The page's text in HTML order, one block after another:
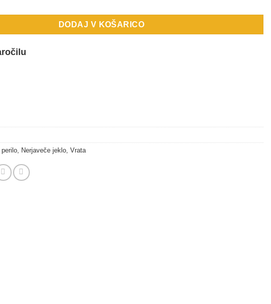
DODAJ V KOŠARICO
Nerjaveče jeklo Vrata